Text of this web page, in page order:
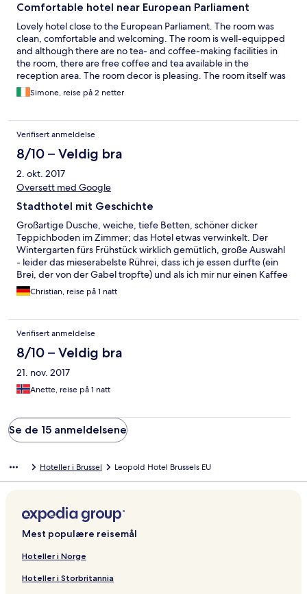
Comfortable hotel near European Parliament
Lovely hotel close to the European Parliament. The room was
clean, comfortable and welcoming. The room is well-equipped
and although there are no tea- and coffee-making facilities in
the room, there are free coffee and tea available in the
reception area. The room decor is pleasing. The room itself was
a little bit on the small side, but suitable for one person.
Simone, reise på 2 netter
Verifisert anmeldelse
8/10 – Veldig bra
2. okt. 2017
Oversett med Google
Stadthotel mit Geschichte
Großartige Dusche, weiche, tiefe Betten, schöner dicker
Teppichboden im Zimmer; das Hotel etwas verwinkelt. Der
Wintergarten fürs Frühstück wirklich gemütlich, große Auswahl
- leider das mieserabelste Rührei, dass ich je essen durfte (ein
Brei, der von der Gabel tropfte) und als ich mir nur einen Kaffee
nachholen wollte, wurde der Tisch komplett abgedeckt für
neue Gäste, die sich auch prompt setzten. Wasserkocher auf
Hotel in Venedig als Aufmerksamkeit des Hauses, das wäre
großartig gewesen.
Christian, reise på 1 natt
Verifisert anmeldelse
8/10 – Veldig bra
21. nov. 2017
Anette, reise på 1 natt
Se de 15 anmeldelsene
Hoteller i Brussel Leopold Hotel Brussels EU
Mest populære reisemål
Hoteller i Norge
Hoteller i Storbritannia